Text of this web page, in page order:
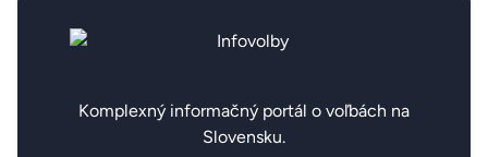
Komplexný informačný portál o voľbách na
Slovensku.